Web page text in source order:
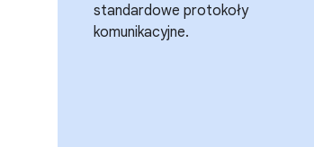
standardowe protokoły
komunikacyjne.